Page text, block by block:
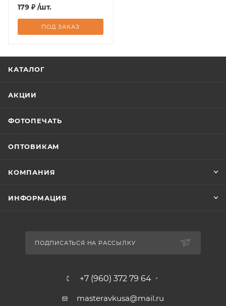
179 ₽ /шт.
ПОД ЗАКАЗ
КАТАЛОГ
АКЦИИ
ФОТОПЕЧАТЬ
ОПТОВИКАМ
КОМПАНИЯ
ИНФОРМАЦИЯ
ПОДПИСАТЬСЯ НА РАССЫЛКУ
+7 (960) 372 79 64
masteravkusa@mail.ru